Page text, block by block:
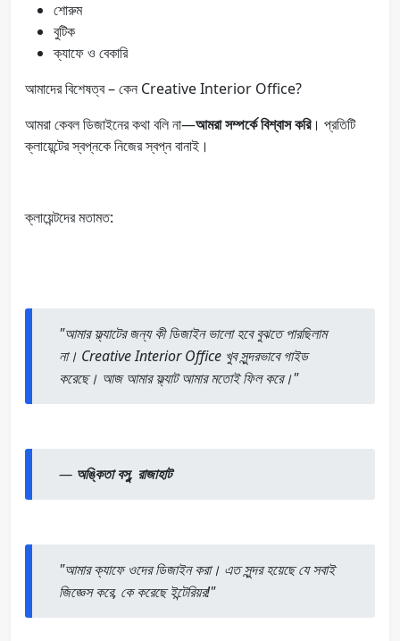
শোরুম
বুটিক
ক্যাফে ও বেকারি
আমাদের বিশেষত্ব – কেন Creative Interior Office?
আমরা কেবল ডিজাইনের কথা বলি না—আমরা সম্পর্কে বিশ্বাস করি। প্রতিটি
ক্লায়েন্টের স্বপ্নকে নিজের স্বপ্ন বানাই।
ক্লায়েন্টদের মতামত:
"আমার ফ্ল্যাটের জন্য কী ডিজাইন ভালো হবে বুঝতে পারছিলাম
না। Creative Interior Office খুব সুন্দরভাবে গাইড
করেছে। আজ আমার ফ্ল্যাট আমার মতোই ফিল করে।"
— অঙ্কিতা বসু, রাজাহাট
"আমার ক্যাফে ওদের ডিজাইন করা। এত সুন্দর হয়েছে যে সবাই
জিজ্ঞেস করে, কে করেছে ইন্টেরিয়র!"